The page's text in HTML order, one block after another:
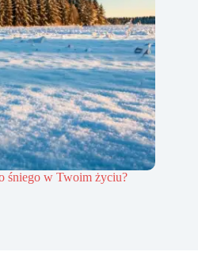
śniego w Twoim życiu?